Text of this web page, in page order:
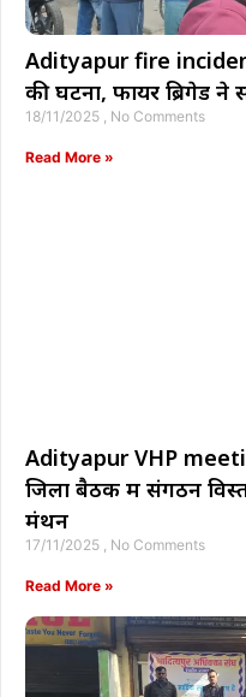
Adityapur fire
की घटना, फायर ब्रिगेड ने
18/11/2025 No Comments
Read More »
Adityapur VHP
जिला बैठक में संगठन
मंथन
17/11/2025 No Comments
Read More »